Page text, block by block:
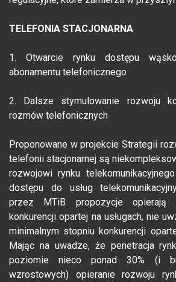
TELEFONIA STACJONARNA
1. Otwarcie rynku dostępu
abonamentu telefonicznego
2. Dalsze stymulowanie rozwoju
rozmów telefonicznych
Proponowane w projekcie Strategii
telefonii stacjonarnej są
rozwojowi rynku
dostępu do usług
przez MTiB propozycje opierają
konkurencji opartej na usługach, nie
minimalnym stopniu konkurencji
Mając na uwadze, że penetracja
poziomie nieco ponad 30% (i
wzrostowych) opieranie rozwoju